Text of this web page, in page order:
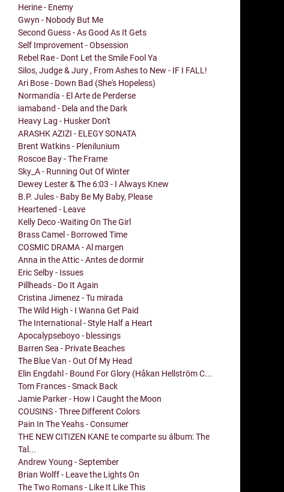
Herine - Enemy
Gwyn - Nobody But Me
Second Guess - As Good As It Gets
Self Improvement - Obsession
Rebel Rae - Dont Let the Smile Fool Ya
Silos, Judge & Jury , From Ashes to New - IF I FALL!
Ari Bose - Down Bad (She's Hopeless)
Normandía - El Arte de Perderse
iamaband - Dela and the Dark
Heavy Lag - Husker Don't
ARASHK AZIZI - ELEGY SONATA
Brent Watkins - Plenilunium
Roscoe Bay - The Frame
Sky_A - Running Out Of Winter
Dewey Lester & The 6:03 - I Always Knew
B.P. Jules - Baby Be My Baby, Please
Heartened - Leave
Kelly Deco -Waiting On The Girl
Brass Camel - Borrowed Time
COSMIC DRAMA - Al margen
Anna in the Attic - Antes de dormir
Eric Selby - Issues
Pillheads - Do It Again
Cristina Jimenez - Tu mirada
The Wild High - I Wanna Get Paid
The International - Style Half a Heart
Apocalypseboyo - blessings
Barren Sea - Private Beaches
The Blue Van - Out Of My Head
Elin Engdahl - Bound For Glory (Håkan Hellström C...
Tom Frances - Smack Back
Jamie Parker - How I Caught the Moon
COUSINS - Three Different Colors
Pain In The Yeahs - Consumer
THE NEW CITIZEN KANE te comparte su álbum: The
Tal...
Andrew Young - September
Brian Wolff - Leave the Lights On
The Two Romans - Like It Like This